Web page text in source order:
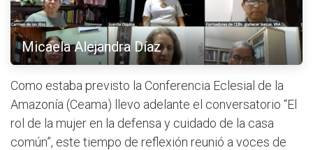
Micaela Alejandra Díaz
Como estaba previsto la Conferencia Eclesial de la
Amazonía (Ceama) llevo adelante el conversatorio “El
rol de la mujer en la defensa y cuidado de la casa
común”, este tiempo de reflexión reunió a voces de